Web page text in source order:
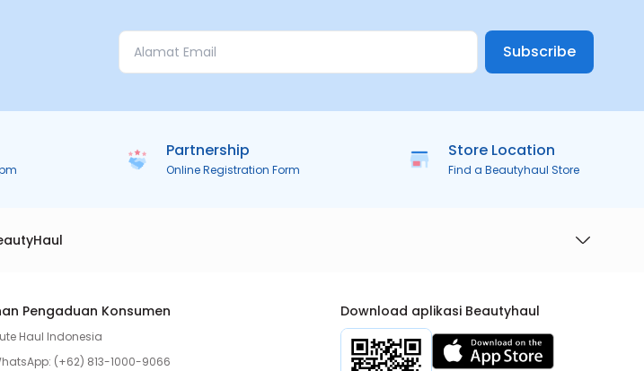
Subscribe
Partnership
Online Registration Form
Store Location
Find a Beautyhaul Store
Pengaduan Konsumen
Haul Indonesia
(+62) 813-1000-9066
Download aplikasi Beautyhaul